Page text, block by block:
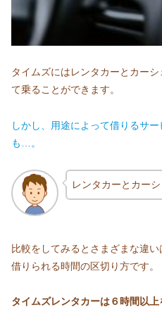
タイムズにはレンタカーとカー
て乗ることができます。
しかし、用途によって借りるサ
も…。
レンタカーとカー
比較をしてみるとさまざまな違
借りられる時間の区切り方です。
タイムズレンタカーは６時間以